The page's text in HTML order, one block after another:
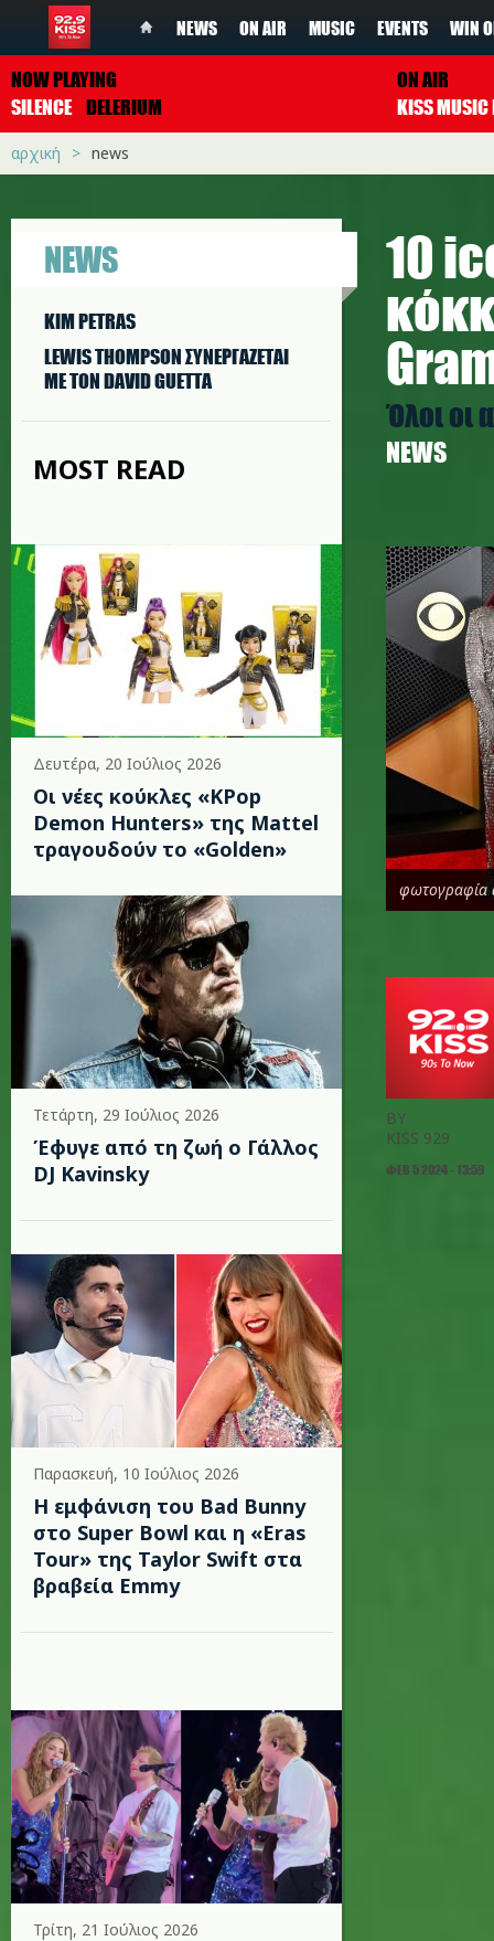
NEWS ON AIR MUSIC EVENTS WIN
NOW PLAYING
SILENCE DELERIUM
ON AIR
αρχική news
NEWS
KIM PETRAS
LEWIS THOMPSON ΣΥΝΕΡΓAΖΕΤΑΙ
ΜΕ ΤΟΝ DAVID GUETTA
MOST READ
Δευτέρα, 20 Ιούλιος 2026
Οι νέες κούκλες «KPop
Demon Hunters» της Mattel
τραγουδούν το «Golden»
Τετάρτη, 29 Ιούλιος 2026
Έφυγε από τη ζωή ο Γάλλος
DJ Kavinsky
Παρασκευή, 10 Ιούλιος 2026
Η εμφάνιση του Bad Bunny
στο Super Bowl και η «Eras
Tour» της Taylor Swift στα
βραβεία Emmy
Τρίτη, 21 Ιούλιος 2026
10
Όλοι οι
NEWS
dd.jpg
φωτογραφία
BY
KISS 929
ΦΕΒ 5 2024 - 13:59